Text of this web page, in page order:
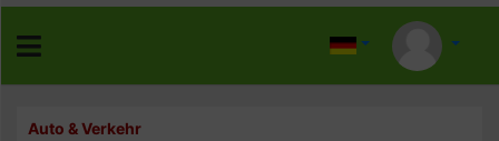
Auto & Verkehr